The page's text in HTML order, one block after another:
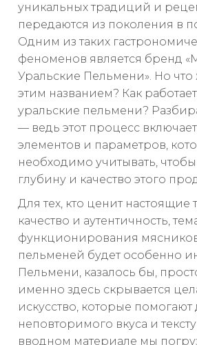
уникальных традиций и
передаются из поколения в
Одним из таких
феноменов является бренд
Уральские Пельмени». Но что
этим названием? Как
уральские пельмени?
— ведь этот процесс
элементов и параметров,
необходимо учитывать,
глубину и качество этого
Для тех, кто ценит настоящие
качество и аутентичность,
функционирования
пельменей будет особенно
Пельмени, казалось бы,
именно здесь скрывается
искусство, которые помогают
неповторимого вкуса и
вводном материале мы